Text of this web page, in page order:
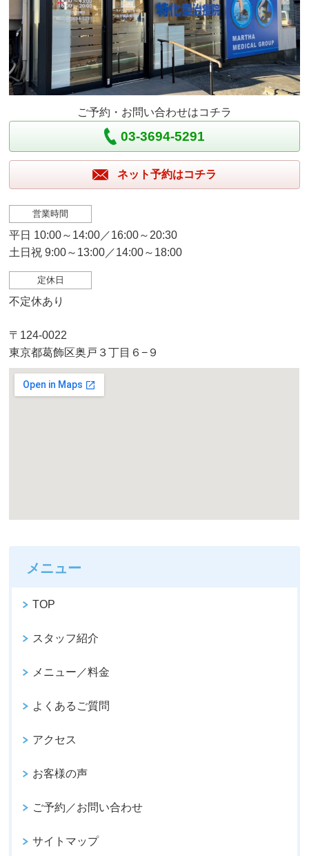
ご予約・お問い合わせはコチラ
03-3694-5291
ネット予約はコチラ
営業時間
平日 10:00～14:00／16:00～20:30
土日祝 9:00～13:00／14:00～18:00
定休日
不定休あり
〒124-0022
東京都葛飾区奥戸３丁目６−９
メニュー
TOP
スタッフ紹介
メニュー／料金
よくあるご質問
アクセス
お客様の声
ご予約／お問い合わせ
サイトマップ